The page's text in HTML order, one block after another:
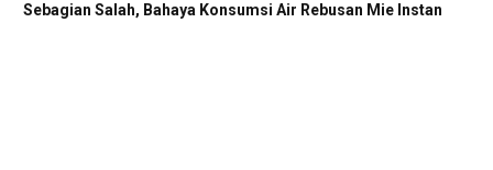
Sebagian Salah, Bahaya Konsumsi Air Rebusan Mie Instan